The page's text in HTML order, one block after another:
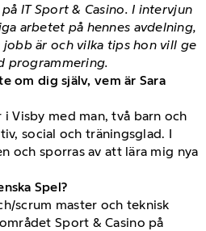
IT Sport & Casino. I intervjun
arbetet på hennes avdelning,
jobb är och vilka tips hon vill ge
programmering.
om dig själv, vem är Sara
Visby med man, två barn och
social och träningsglad. I
och sporras av att lära mig nya
Spel?
scrum master och teknisk
Sport & Casino på